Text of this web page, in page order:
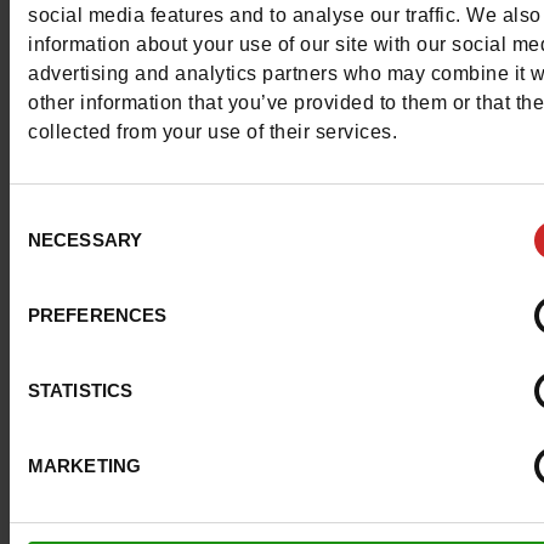
social media features and to analyse our traffic. We
information about your use of our site with our social
advertising and analytics partners who may combine it
other information that you’ve provided to them or that
collected from your use of their services.
Selection
NECESSARY
PREFERENCES
STATISTICS
MARKETING
Waterproof Non
Forme du talon Cubain
Semelle amovible non
Chrome Sans
Plateau